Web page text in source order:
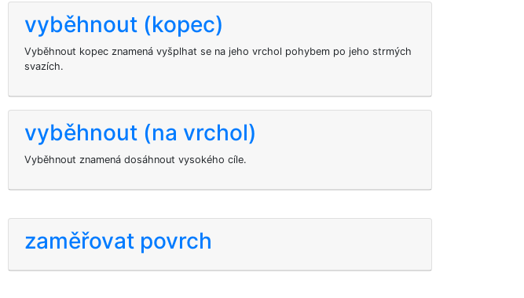
vyběhnout (kopec)
Vyběhnout kopec znamená vyšplhat se na jeho vrchol pohybem po jeho strmých
svazích.
vyběhnout (na vrchol)
Vyběhnout znamená dosáhnout vysokého cíle.
zaměřovat povrch